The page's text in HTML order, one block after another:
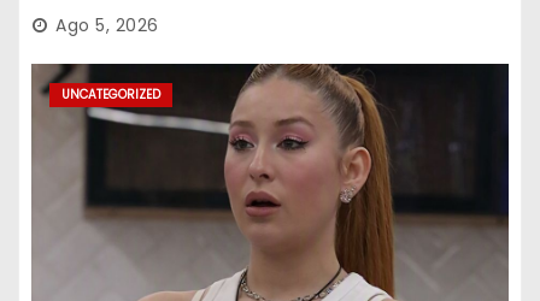
Ago 5, 2026
UNCATEGORIZED